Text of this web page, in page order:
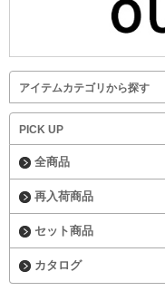
アイテムカテゴリから探す
PICK UP
全商品
再入荷商品
セット商品
カタログ